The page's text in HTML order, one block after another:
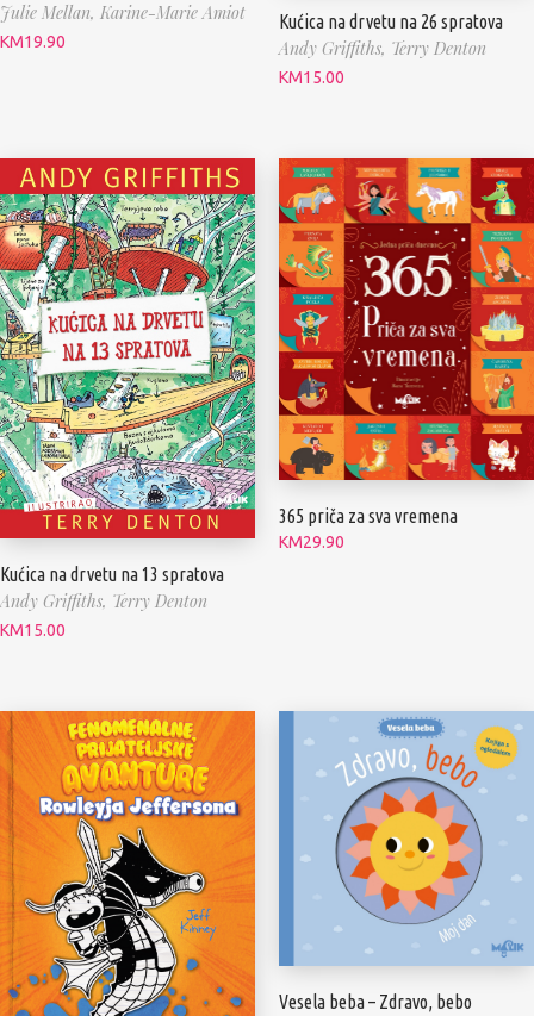
Julie Mellan, Karine-Marie Amiot
KM19.90
Kućica na drvetu na 26 spratova
Andy Griffiths, Terry Denton
KM15.00
Kućica na drvetu na 13 spratova
Andy Griffiths, Terry Denton
KM15.00
365 priča za sva vremena
KM29.90
Vesela beba – Zdravo, bebo